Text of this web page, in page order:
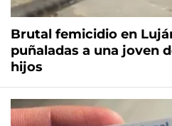
Brutal femicidio en
puñaladas a una joven
hijos